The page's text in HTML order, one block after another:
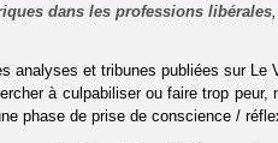
dans les professions libérales
analyses et tribunes publiées sur Le
à culpabiliser ou faire trop
phase de prise de conscience /